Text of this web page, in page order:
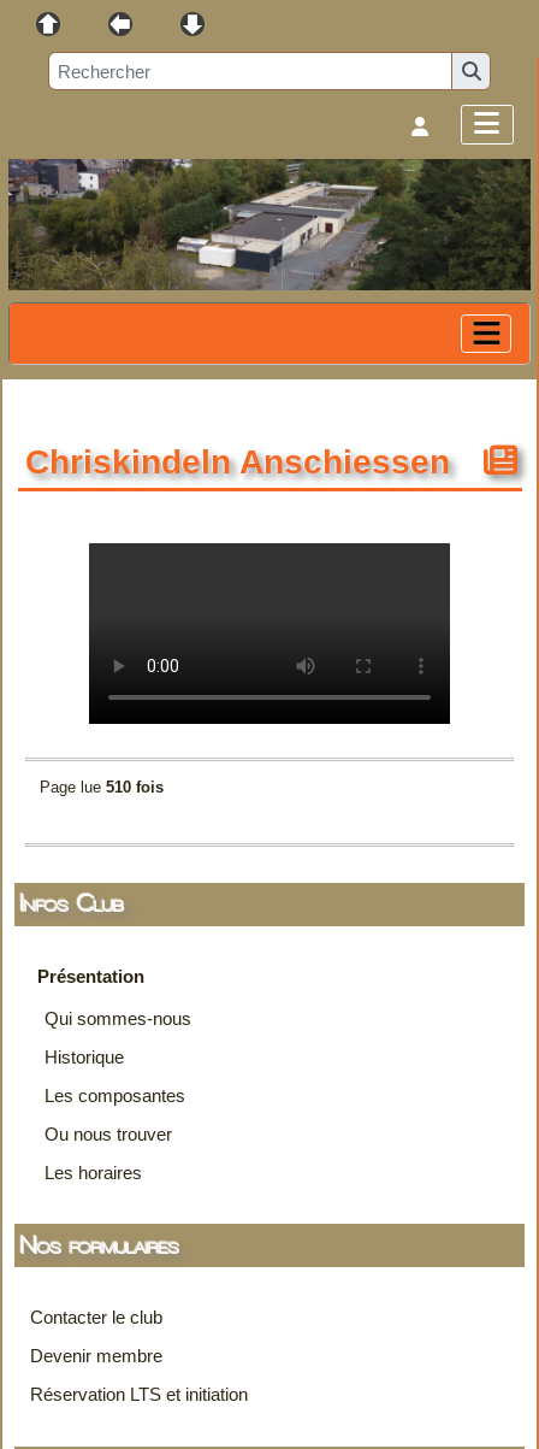
Infos Club
Présentation
Qui sommes-nous
Historique
Les composantes
Ou nous trouver
Les horaires
Nos formulaires
Contacter le club
Devenir membre
Réservation LTS et initiation
Chriskindeln Anschiessen
Page lue 510 fois